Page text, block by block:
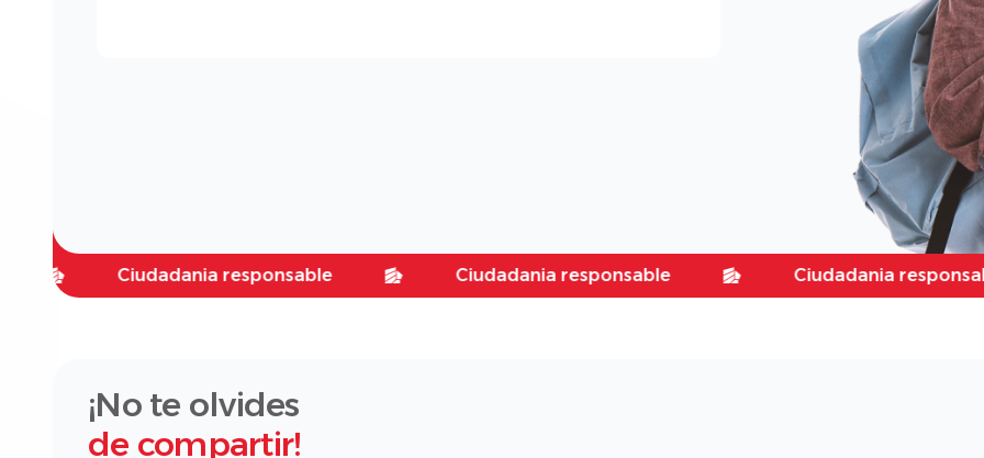
Ciudadania responsable Ciudadania responsable Ciudadania responsable
¡No te olvides
de compartir!